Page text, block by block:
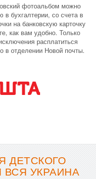
фотоальбом можно
в бухгалтерии, со счета в
на банковскую карточку
как вам удобно. Только
расплатиться
в отделении Новой почты.
ДЕТСКОГО
УКРАИНА